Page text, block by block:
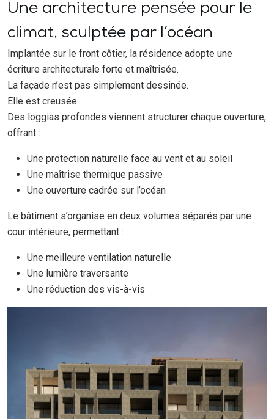
Une architecture pensée pour le
climat, sculptée par l’océan
Implantée sur le front côtier, la résidence adopte une
écriture architecturale forte et maîtrisée.
La façade n’est pas simplement dessinée.
Elle est creusée.
Des loggias profondes viennent structurer chaque ouverture,
offrant :
Une protection naturelle face au vent et au soleil
Une maîtrise thermique passive
Une ouverture cadrée sur l’océan
Le bâtiment s’organise en deux volumes séparés par une
cour intérieure, permettant :
Une meilleure ventilation naturelle
Une lumière traversante
Une réduction des vis-à-vis